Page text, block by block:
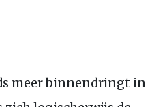
meer binnendringt in